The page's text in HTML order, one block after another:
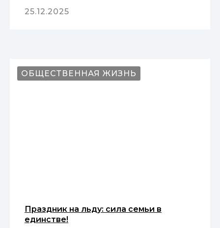
25.12.2025
ОБЩЕСТВЕННАЯ ЖИЗНЬ
Праздник на льду: сила семьи в
единстве!